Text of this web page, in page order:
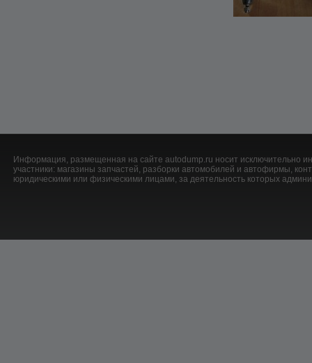
Информация, размещенная на сайте autodump.ru носит исключительно
участники: магазины запчастей, разборки автомобилей и автофирмы,
юридическими или физическими лицами, за деятельность которых